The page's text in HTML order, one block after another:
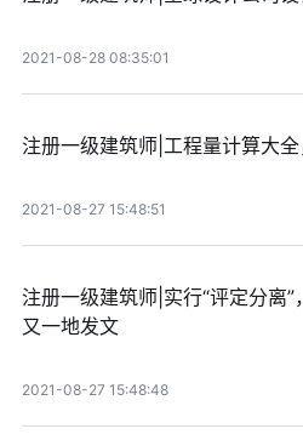
2021-08-28 08:35:01
注册一级建筑师|工程量计算大
2021-08-27 15:48:51
注册一级建筑师|实行“评定分离
又一地发文
2021-08-27 15:48:48